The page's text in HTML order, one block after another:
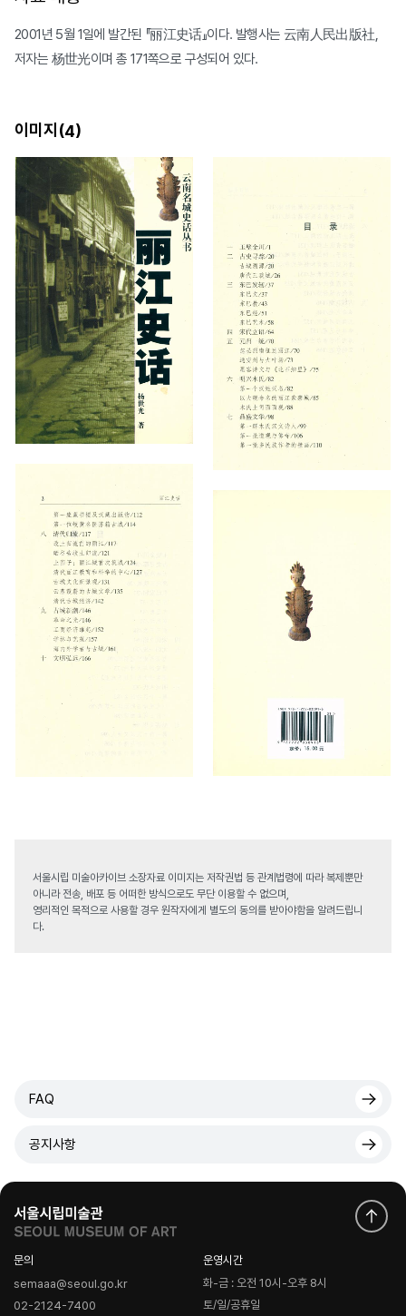
2001년 5월 1일에 발간된 『丽江史话』이다. 발행사는 云南人民出版社,
저자는 杨世光이며 총 171쪽으로 구성되어 있다.
이미지(4)
서울시립 미술아카이브 소장자료 이미지는 저작권법 등 관계법령에 따라 복제뿐만
아니라 전송, 배포 등 어떠한 방식으로도 무단 이용할 수 없으며,
영리적인 목적으로 사용할 경우 원작자에게 별도의 동의를 받아야함을 알려드립니
다.
FAQ
공지사항
문의
semaaa@seoul.go.kr
02-2124-7400
운영시간
화-금 : 오전 10시-오후 8시
토/일/공휴일